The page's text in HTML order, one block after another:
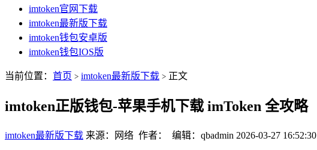
imtoken官网下载
imtoken最新版下载
imtoken钱包安卓版
imtoken钱包IOS版
当前位置： 首页 > imtoken最新版下载 > 正文
imtoken正版钱包-苹果手机下载 imToken 全攻略
imtoken最新版下载 来源：网络 作者： 编辑：qbadmin 2026-03-27 16:52:30